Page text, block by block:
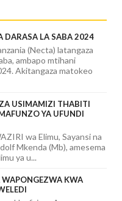
DARASA LA SABA 2024
(Necta) latangaza
ambapo mtihani
Akitangaza matokeo
USIMAMIZI THABITI
YA UFUNDI
wa Elimu, Sayansi na
Mkenda (Mb), amesema
ya u...
KWA